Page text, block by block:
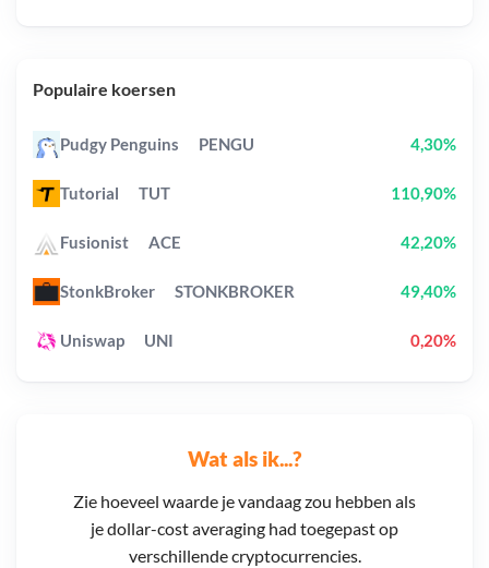
Wat als ik...?
Zie hoeveel waarde je vandaag zou hebben als
je dollar-cost averaging had toegepast op
verschillende cryptocurrencies.
Populaire koersen
Pudgy Penguins PENGU 4,30%
Tutorial TUT 110,90%
Fusionist ACE 42,20%
StonkBroker STONKBROKER 49,40%
Uniswap UNI 0,20%